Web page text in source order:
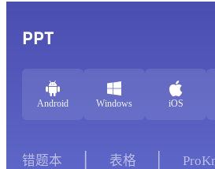
PPT
Android Windows iOS
错题本 表格